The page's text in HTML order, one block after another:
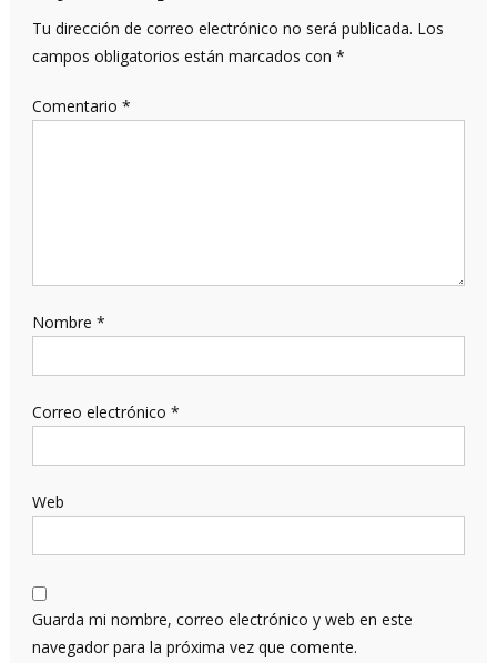
Tu dirección de correo electrónico no será publicada. Los
campos obligatorios están marcados con *
Comentario *
Nombre *
Correo electrónico *
Web
Guarda mi nombre, correo electrónico y web en este
navegador para la próxima vez que comente.